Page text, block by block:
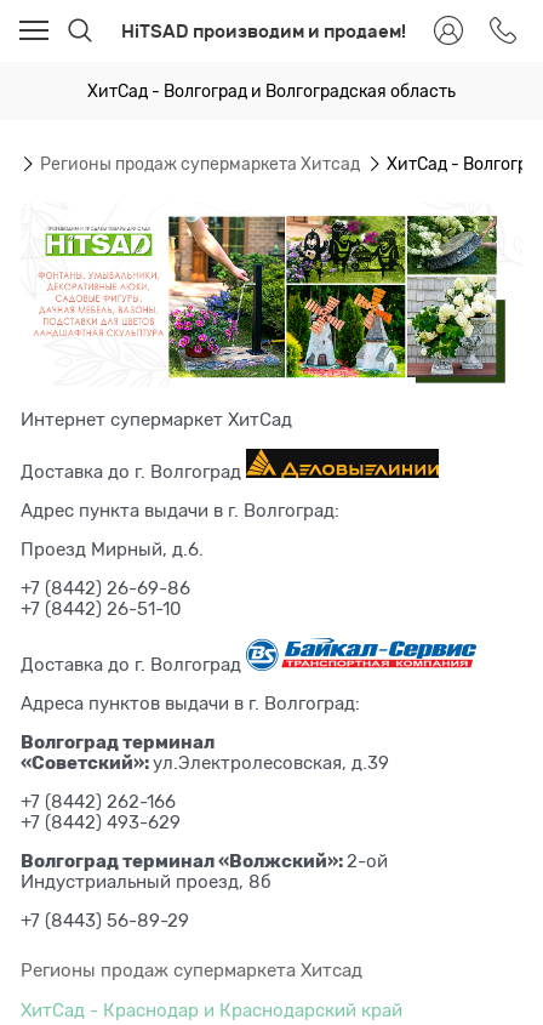
HiTSAD производим и продаем!
ХитСад - Волгоград и Волгоградская область
Регионы продаж супермаркета Хитсад ХитСад -
Интернет супермаркет ХитСад
Доставка до г. Волгоград
Адрес пункта выдачи в г. Волгоград:
Проезд Мирный, д.6.
+7 (8442) 26-69-86
+7 (8442) 26-51-10
Доставка до г. Волгоград
Адреса пунктов выдачи в г. Волгоград:
Волгоград терминал
«Советский»:ул.Электролесовская, д.39
+7 (8442) 262-166
+7 (8442) 493-629
Волгоград терминал «Волжский»:2-ой
Индустриальный проезд, 8б
+7 (8443) 56-89-29
Регионы продаж супермаркета Хитсад
ХитСад - Краснодар и Краснодарский край